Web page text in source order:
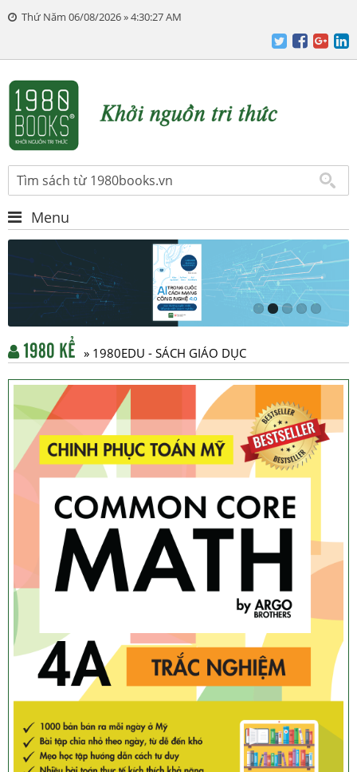
Thứ Năm 06/08/2026 » 4:30:27 AM
Menu
1980 KỂ » 1980EDU - SÁCH GIÁO DỤC